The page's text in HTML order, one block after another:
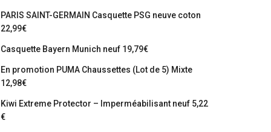
PARIS SAINT-GERMAIN Casquette PSG neuve coton
22,99€
Casquette Bayern Munich neuf 19,79€
En promotion PUMA Chaussettes (Lot de 5) Mixte
12,98€
Kiwi Extreme Protector – Imperméabilisant neuf 5,22
€